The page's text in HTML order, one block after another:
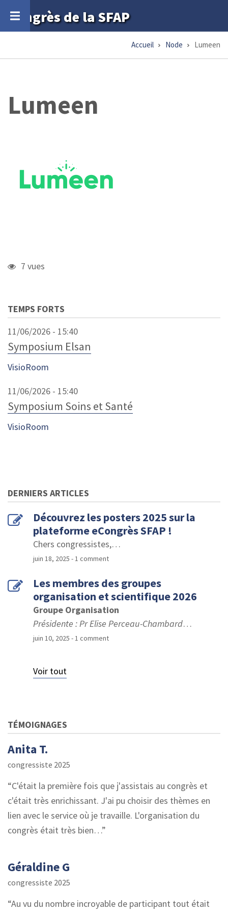
contenu
Congrès de la SFAP
Accueil Node Lumeen
Lumeen
7 vues
TEMPS FORTS
11/06/2026 - 15:40
Symposium Elsan
VisioRoom
11/06/2026 - 15:40
Symposium Soins et Santé
VisioRoom
DERNIERS ARTICLES
Découvrez les posters 2025 sur la
plateforme eCongrès SFAP !
Chers congressistes,…
juin 18, 2025 - 1 comment
Les membres des groupes
organisation et scientifique 2026
Groupe Organisation
Présidente : Pr Elise Perceau-Chambard…
juin 10, 2025 - 1 comment
Voir tout
TÉMOIGNAGES
Anita T.
congressiste 2025
C'était la première fois que j'assistais au congrès et
c'était très enrichissant. J'ai pu choisir des thèmes en
lien avec le service où je travaille. L'organisation du
congrès était très bien…
Géraldine G
congressiste 2025
Au vu du nombre incroyable de participant tout était